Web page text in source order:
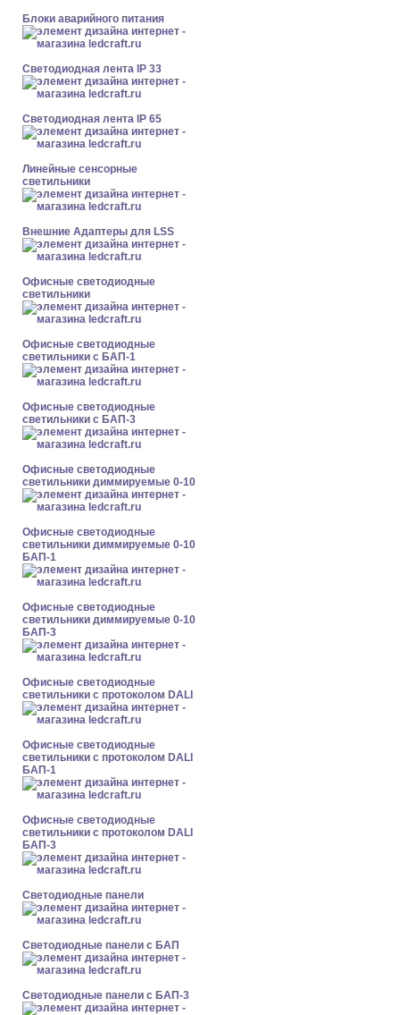
Блоки аварийного питания
Светодиодная лента IP 33
Светодиодная лента IP 65
Линейные сенсорные
светильники
Внешние Адаптеры для LSS
Офисные светодиодные
светильники
Офисные светодиодные
светильники с БАП-1
Офисные светодиодные
светильники с БАП-3
Офисные светодиодные
светильники диммируемые 0-10
Офисные светодиодные
светильники диммируемые 0-10
БАП-1
Офисные светодиодные
светильники диммируемые 0-10
БАП-3
Офисные светодиодные
светильники с протоколом DALI
Офисные светодиодные
светильники с протоколом DALI
БАП-1
Офисные светодиодные
светильники с протоколом DALI
БАП-3
Cветодиодные панели
Cветодиодные панели с БАП
Cветодиодные панели с БАП-3